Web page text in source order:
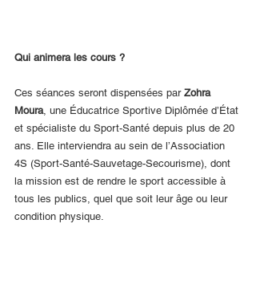
Qui animera les cours ?
Ces séances seront dispensées par Zohra
Moura, une Éducatrice Sportive Diplômée d’État
et spécialiste du Sport-Santé depuis plus de 20
ans. Elle interviendra au sein de l’Association
4S (Sport-Santé-Sauvetage-Secourisme), dont
la mission est de rendre le sport accessible à
tous les publics, quel que soit leur âge ou leur
condition physique.